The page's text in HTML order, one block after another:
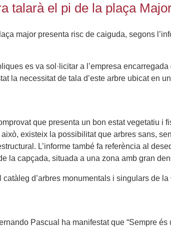
talarà el pi de la plaça
major presenta risc de caiguda, segons
es va sol·licitar a l’empresa
la necessitat de tala d’este arbre ubicat en
que presenta un bon estat
existeix la possibilitat que arbres sans,
L’informe també fa referència al
la capçada, situada a una zona amb gran
catàleg d’arbres monumentals i singulars de
Pascual ha manifestat que “Sempre